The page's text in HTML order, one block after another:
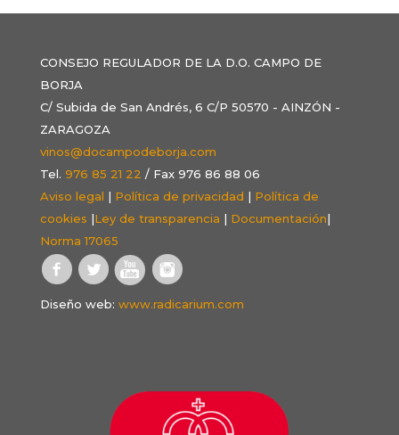
CONSEJO REGULADOR DE LA D.O. CAMPO DE
BORJA
C/ Subida de San Andrés, 6 C/P 50570 - AINZÓN -
ZARAGOZA
vinos@docampodeborja.com
Tel. 976 85 21 22 / Fax 976 86 88 06
Aviso legal | Política de privacidad | Política de
cookies |Ley de transparencia | Documentación|
Norma 17065
Diseño web: www.radicarium.com